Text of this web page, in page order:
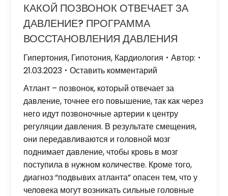
КАКОЙ ПОЗВОНОК ОТВЕЧАЕТ ЗА
ДАВЛЕНИЕ? ПРОГРАММА
ВОССТАНОВЛЕНИЯ ДАВЛЕНИЯ
Гипертония, Гипотония, Кардиология
Автор:
21.03.2023
Оставить комментарий
Атлант – позвонок, который отвечает за
давление, точнее его повышение, так как через
него идут позвоночные артерии к центру
регуляции давления. В результате смещения,
они передавливаются и головной мозг
поднимает давление, чтобы кровь в мозг
поступила в нужном количестве. Кроме того,
диагноз “подвывих атланта” опасен тем, что у
человека могут возникать сильные головные